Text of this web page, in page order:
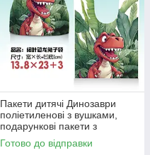
Пакети дитячі Динозаври
поліетиленові з вушками,
подарункові пакети з
малюнком для солодощів
22х13 см 10 шт
Готово до відправки